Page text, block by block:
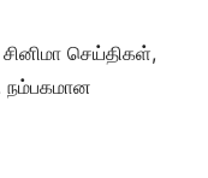
செய்திகள்,
நம்பகமான